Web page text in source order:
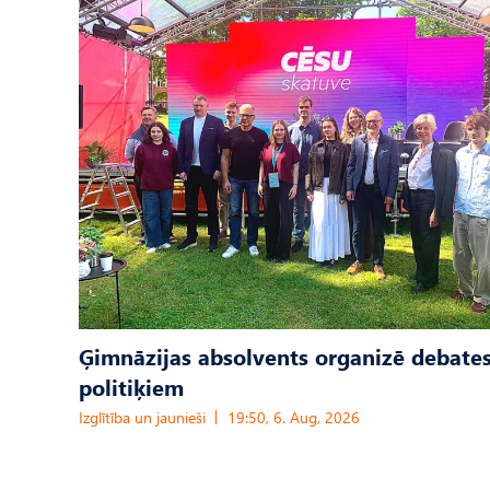
Ģimnāzijas absolvents organizē
politiķiem
Izglītība un jaunieši 19:50, 6. Aug, 2026